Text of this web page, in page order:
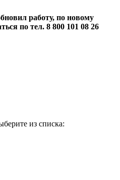
работу, по новому
по тел. 8 800 101 08 26
из списка: